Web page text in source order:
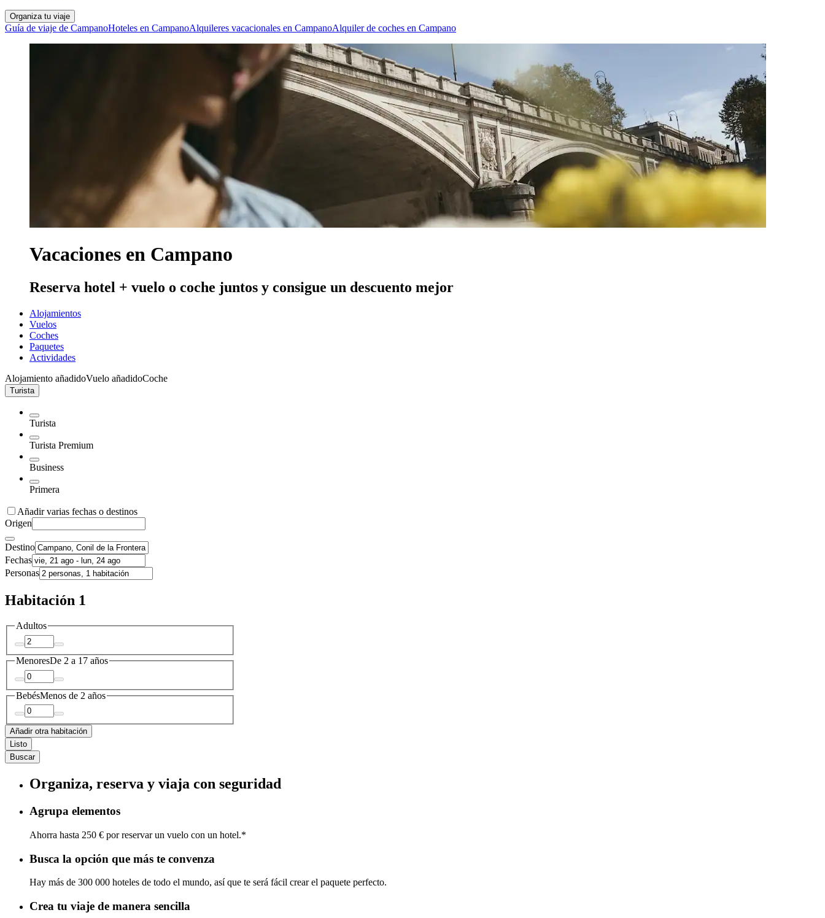
Organiza tu viaje
Guía de viaje de CampanoHoteles en CampanoAlquileres vacacionales en CampanoAlquiler de coches en Campano
Vacaciones en Campano
Reserva hotel + vuelo o coche juntos y consigue un descuento mejor
Alojamientos
Vuelos
Coches
Paquetes
Actividades
Alojamiento añadidoVuelo añadidoCoche
Turista
Turista
Turista Premium
Business
Primera
Añadir varias fechas o destinos
Origen
Destino
Fechas
Personas
Habitación 1
Adultos
MenoresDe 2 a 17 años
BebésMenos de 2 años
Añadir otra habitación
Listo
Buscar
Organiza, reserva y viaja con seguridad
Agrupa elementos
Ahorra hasta 250 € por reservar un vuelo con un hotel.*
Busca la opción que más te convenza
Hay más de 300 000 hoteles de todo el mundo, así que te será fácil crear el paquete perfecto.
Crea tu viaje de manera sencilla